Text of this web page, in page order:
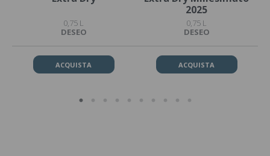
0,75 L
DESEO
ACQUISTA
2025
0,75 L
DESEO
ACQUISTA